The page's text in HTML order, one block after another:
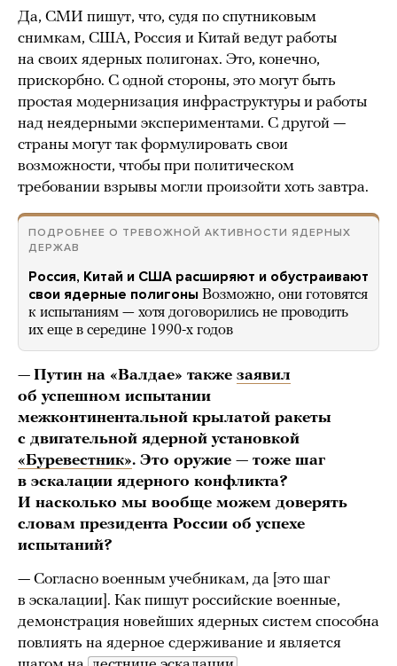
Да, СМИ пишут, что, судя по спутниковым
снимкам, США, Россия и Китай ведут работы
на своих ядерных полигонах. Это, конечно,
прискорбно. С одной стороны, это могут быть
простая модернизация инфраструктуры и работы
над неядерными экспериментами. С другой —
страны могут так формулировать свои
возможности, чтобы при политическом
требовании взрывы могли произойти хоть завтра.
ПОДРОБНЕЕ О ТРЕВОЖНОЙ АКТИВНОСТИ ЯДЕРНЫХ
ДЕРЖАВ
Россия, Китай и США расширяют и обустраивают
свои ядерные полигоны Возможно, они готовятся
к испытаниям — хотя договорились не проводить
их еще в середине 1990-х годов
— Путин на «Валдае» также заявил
об успешном испытании
межконтинентальной крылатой ракеты
с двигательной ядерной установкой
«Буревестник». Это оружие — тоже шаг
в эскалации ядерного конфликта?
И насколько мы вообще можем доверять
словам президента России об успехе
испытаний?
— Согласно военным учебникам, да [это шаг
в эскалации]. Как пишут российские военные,
демонстрация новейших ядерных систем способна
повлиять на ядерное сдерживание и является